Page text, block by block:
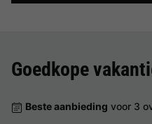
Goedkope
Beste aanbieding voor 3